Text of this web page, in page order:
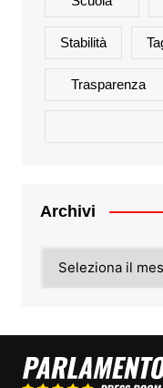
Stabilità
Trasparenza
Archivi